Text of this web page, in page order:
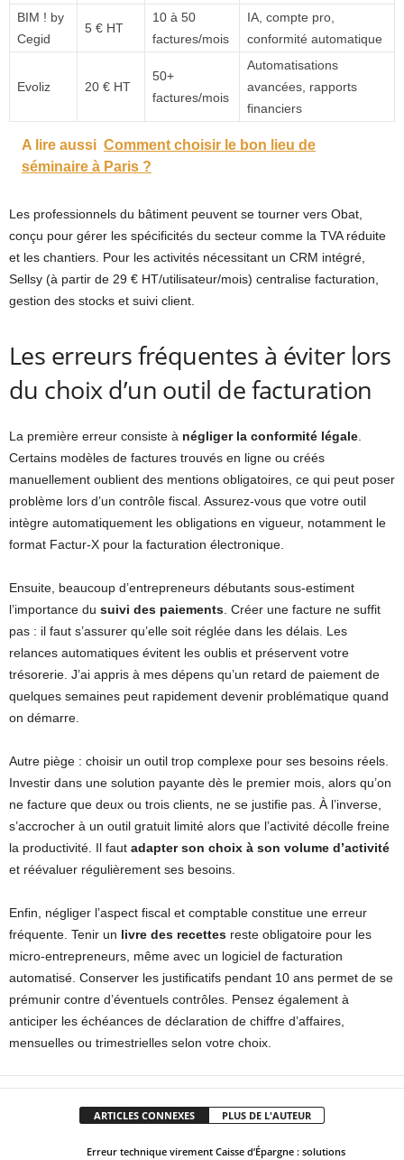
BIM ! by
Cegid
5 € HT
10 à 50
factures/mois
IA, compte pro,
conformité automatique
Evoliz 20 € HT
50+
factures/mois
Automatisations
avancées, rapports
financiers
A lire aussi Comment choisir le bon lieu de
séminaire à Paris ?
Les professionnels du bâtiment peuvent se tourner vers Obat,
conçu pour gérer les spécificités du secteur comme la TVA réduite
et les chantiers. Pour les activités nécessitant un CRM intégré,
Sellsy (à partir de 29 € HT/utilisateur/mois) centralise facturation,
gestion des stocks et suivi client.
Les erreurs fréquentes à éviter lors
du choix d’un outil de facturation
La première erreur consiste à négliger la conformité légale.
Certains modèles de factures trouvés en ligne ou créés
manuellement oublient des mentions obligatoires, ce qui peut poser
problème lors d’un contrôle fiscal. Assurez-vous que votre outil
intègre automatiquement les obligations en vigueur, notamment le
format Factur-X pour la facturation électronique.
Ensuite, beaucoup d’entrepreneurs débutants sous-estiment
l’importance du suivi des paiements. Créer une facture ne suffit
pas : il faut s’assurer qu’elle soit réglée dans les délais. Les
relances automatiques évitent les oublis et préservent votre
trésorerie. J’ai appris à mes dépens qu’un retard de paiement de
quelques semaines peut rapidement devenir problématique quand
on démarre.
Autre piège : choisir un outil trop complexe pour ses besoins réels.
Investir dans une solution payante dès le premier mois, alors qu’on
ne facture que deux ou trois clients, ne se justifie pas. À l’inverse,
s’accrocher à un outil gratuit limité alors que l’activité décolle freine
la productivité. Il faut adapter son choix à son volume d’activité
et réévaluer régulièrement ses besoins.
Enfin, négliger l’aspect fiscal et comptable constitue une erreur
fréquente. Tenir un livre des recettes reste obligatoire pour les
micro-entrepreneurs, même avec un logiciel de facturation
automatisé. Conserver les justificatifs pendant 10 ans permet de se
prémunir contre d’éventuels contrôles. Pensez également à
anticiper les échéances de déclaration de chiffre d’affaires,
mensuelles ou trimestrielles selon votre choix.
ARTICLES CONNEXES PLUS DE L'AUTEUR
Erreur technique virement Caisse d’Épargne : solutions